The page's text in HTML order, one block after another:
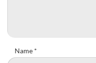
Name *